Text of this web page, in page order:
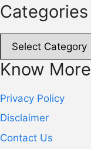
Categories
Categories
Know More
Privacy Policy
Disclaimer
Contact Us